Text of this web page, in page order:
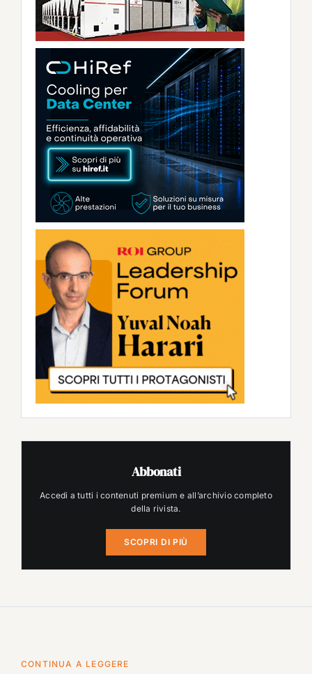
Abbonati
Accedi a tutti i contenuti premium e all’archivio completo
della rivista.
SCOPRI DI PIÙ
CONTINUA A LEGGERE